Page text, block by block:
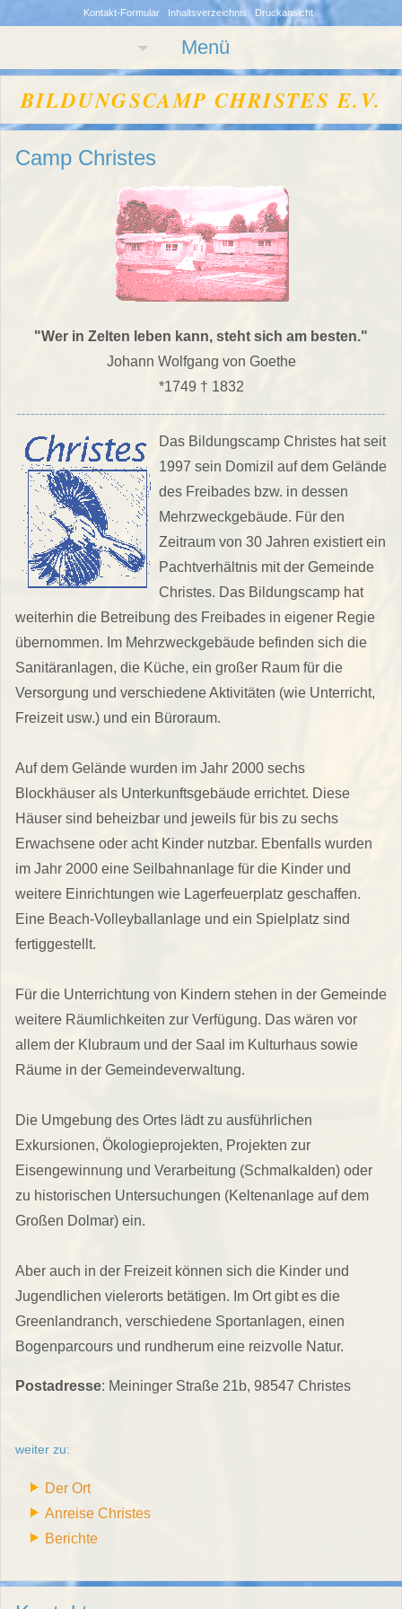
Kontakt-Formular Inhaltsverzeichnis Druckansicht
Menü
BILDUNGSCAMP CHRISTES E.V.
Camp Christes
"Wer in Zelten leben kann, steht sich am besten."
Johann Wolfgang von Goethe
*1749 † 1832
Das Bildungscamp Christes hat seit
1997 sein Domizil auf dem Gelände
des Freibades bzw. in dessen
Mehrzweckgebäude. Für den
Zeitraum von 30 Jahren existiert ein
Pachtverhältnis mit der Gemeinde
Christes. Das Bildungscamp hat
weiterhin die Betreibung des Freibades in eigener Regie
übernommen. Im Mehrzweckgebäude befinden sich die
Sanitäranlagen, die Küche, ein großer Raum für die
Versorgung und verschiedene Aktivitäten (wie Unterricht,
Freizeit usw.) und ein Büroraum.
Auf dem Gelände wurden im Jahr 2000 sechs
Blockhäuser als Unterkunftsgebäude errichtet. Diese
Häuser sind beheizbar und jeweils für bis zu sechs
Erwachsene oder acht Kinder nutzbar. Ebenfalls wurden
im Jahr 2000 eine Seilbahnanlage für die Kinder und
weitere Einrichtungen wie Lagerfeuerplatz geschaffen.
Eine Beach-Volleyballanlage und ein Spielplatz sind
fertiggestellt.
Für die Unterrichtung von Kindern stehen in der Gemeinde
weitere Räumlichkeiten zur Verfügung. Das wären vor
allem der Klubraum und der Saal im Kulturhaus sowie
Räume in der Gemeindeverwaltung.
Die Umgebung des Ortes lädt zu ausführlichen
Exkursionen, Ökologieprojekten, Projekten zur
Eisengewinnung und Verarbeitung (Schmalkalden) oder
zu historischen Untersuchungen (Keltenanlage auf dem
Großen Dolmar) ein.
Aber auch in der Freizeit können sich die Kinder und
Jugendlichen vielerorts betätigen. Im Ort gibt es die
Greenlandranch, verschiedene Sportanlagen, einen
Bogenparcours und rundherum eine reizvolle Natur.
Postadresse: Meininger Straße 21b, 98547 Christes
weiter zu:
Der Ort
Anreise Christes
Berichte